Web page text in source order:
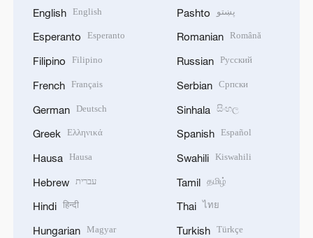
English English
Esperanto Esperanto
Filipino Filipino
French Français
German Deutsch
Greek Ελληνικά
Hausa Hausa
Hebrew עברית
Hindi हिन्दी
Hungarian Magyar
Pashto پښتو
Romanian Română
Russian Русский
Serbian Српски
Sinhala සිංහල
Spanish Español
Swahili Kiswahili
Tamil தமிழ்
Thai ไทย
Turkish Türkçe